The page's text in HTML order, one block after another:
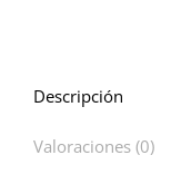
Descripción
Valoraciones (0)